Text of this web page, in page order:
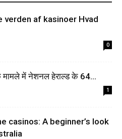
af kasinoer Hvad
0
में नेशनल हेराल्ड के 64...
1
casinos: A beginner’s look